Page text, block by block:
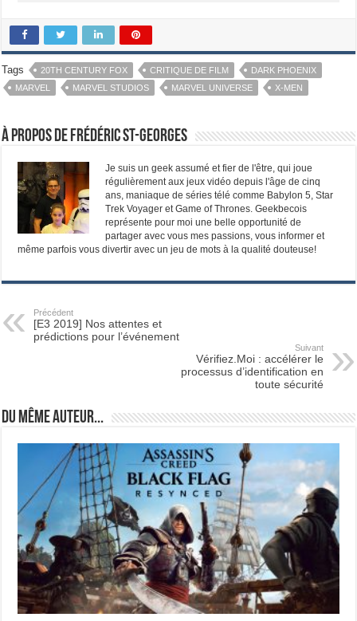
Tags 20TH CENTURY FOX CRITIQUE DE FILM
DARK PHOENIX
MARVEL
MARVEL STUDIOS MARVEL UNIVERSE X-MEN
À propos de Frédéric St-Georges
Je suis un geek assumé et fier de l'être, qui joue
régulièrement aux jeux vidéo depuis l'âge de cinq
ans, maniaque de séries télé comme Babylon 5, Star
Trek Voyager et Game of Thrones. Geekbecois
représente pour moi une belle opportunité de
partager avec vous mes passions, vous informer et
même parfois vous divertir avec un jeu de mots à la qualité douteuse!
Précédent
[E3 2019] Nos attentes et
prédictions pour l’événement
Suivant
Vérifiez.Moi : accélérer le
processus d’identification en
toute sécurité
Du même auteur...